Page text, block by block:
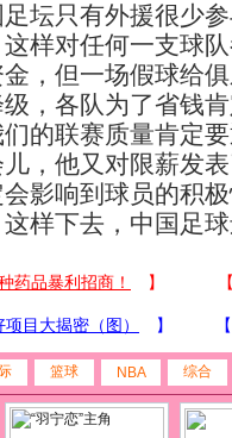
坛只有外援很少
样对任何一支球
，但一场假球给
，各队为了省钱
的联赛质量肯定要
他又对限薪发表
影响到球员的积
样下去，中国足
篮球 NBA 综合